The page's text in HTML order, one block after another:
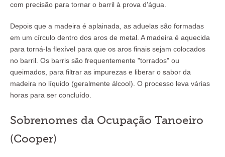
com precisão para tornar o barril à prova d'água.
Depois que a madeira é aplainada, as aduelas são formadas
em um círculo dentro dos aros de metal. A madeira é aquecida
para torná-la flexível para que os aros finais sejam colocados
no barril. Os barris são frequentemente "torrados" ou
queimados, para filtrar as impurezas e liberar o sabor da
madeira no líquido (geralmente álcool). O processo leva várias
horas para ser concluído.
Sobrenomes da Ocupação Tanoeiro
(Cooper)